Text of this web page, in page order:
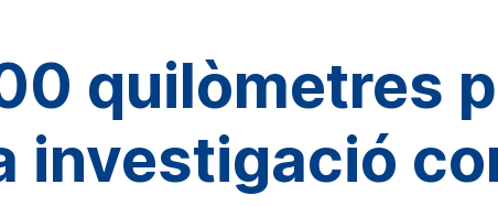
quilòmetres
investigació